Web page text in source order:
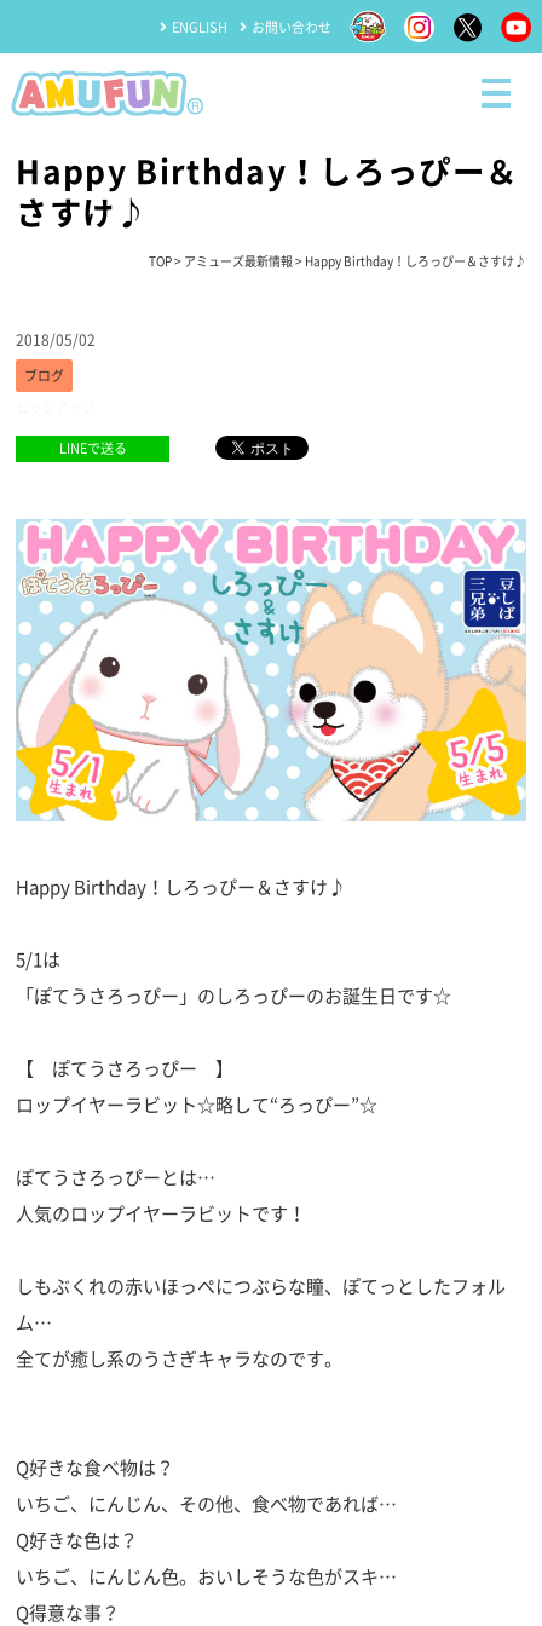
ENGLISH お問い合わせ
Happy Birthday！しろっぴー＆
さすけ♪
TOP> アミューズ最新情報> Happy Birthday！しろっぴー＆さすけ♪
2018/05/02
ブログ
LINEで送る
Happy Birthday！しろっぴー＆さすけ♪
5/1は
「ぽてうさろっぴー」のしろっぴーのお誕生日です☆
【 ぽてうさろっぴー 】
ロップイヤーラビット☆略して“ろっぴー”☆
ぽてうさろっぴーとは…
人気のロップイヤーラビットです！
しもぶくれの赤いほっぺにつぶらな瞳、ぽてっとしたフォル
ム…
全てが癒し系のうさぎキャラなのです。
Q好きな食べ物は？
いちご、にんじん、その他、食べ物であれば…
Q好きな色は？
いちご、にんじん色。おいしそうな色がスキ…
Q得意な事？